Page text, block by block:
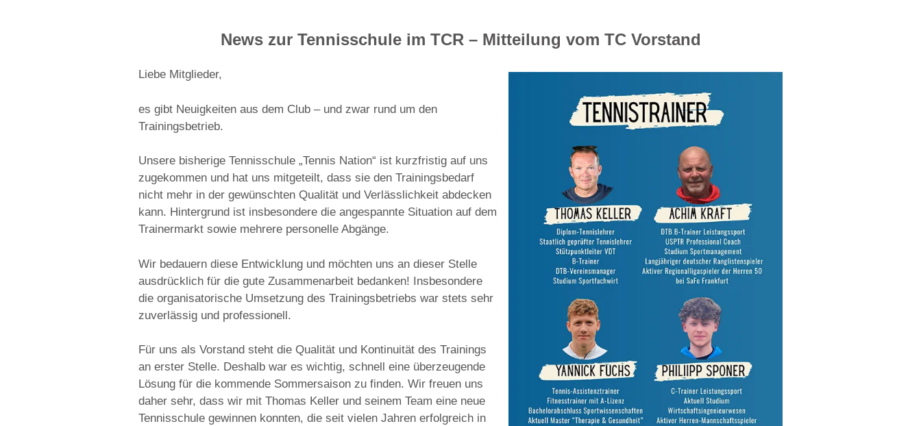
News zur Tennisschule im TCR – Mitteilung vom TC Vorstand
Liebe Mitglieder,
es gibt Neuigkeiten aus dem Club – und zwar rund um den
Trainingsbetrieb.
Unsere bisherige Tennisschule „Tennis Nation“ ist kurzfristig auf uns
zugekommen und hat uns mitgeteilt, dass sie den Trainingsbedarf
nicht mehr in der gewünschten Qualität und Verlässlichkeit abdecken
kann. Hintergrund ist insbesondere die angespannte Situation auf dem
Trainermarkt sowie mehrere personelle Abgänge.
Wir bedauern diese Entwicklung und möchten uns an dieser Stelle
ausdrücklich für die gute Zusammenarbeit bedanken! Insbesondere
die organisatorische Umsetzung des Trainingsbetriebs war stets sehr
zuverlässig und professionell.
Für uns als Vorstand steht die Qualität und Kontinuität des Trainings
an erster Stelle. Deshalb war es wichtig, schnell eine überzeugende
Lösung für die kommende Sommersaison zu finden. Wir freuen uns
daher sehr, dass wir mit Thomas Keller und seinem Team eine neue
Tennisschule gewinnen konnten, die seit vielen Jahren erfolgreich in